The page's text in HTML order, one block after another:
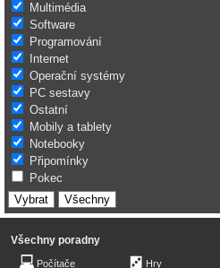
Multimédia
Software
Programování
Internet
Operační systémy
PC sestavy
Ostatní
Mobily a tablety
Notebooky
Připomínky
Pokec
Všechny poradny
Počítače Hry